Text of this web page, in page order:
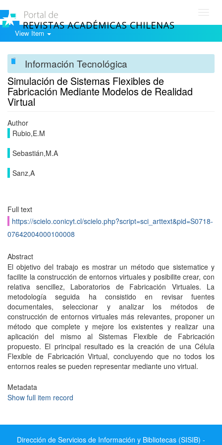
View Item
Información Tecnológica
Simulación de Sistemas Flexibles de
Fabricación Mediante Modelos de Realidad
Virtual
Author
Rubio,E.M
Sebastián,M.A
Sanz,A
Full text
https://scielo.conicyt.cl/scielo.php?script=sci_arttext&pid=S0718-
07642004000100008
Abstract
El objetivo del trabajo es mostrar un método que sistematice y
facilite la construcción de entornos virtuales y posibilite crear, con
relativa sencillez, Laboratorios de Fabricación Virtuales. La
metodología seguida ha consistido en revisar fuentes
documentales, seleccionar y analizar los métodos de
construcción de entornos virtuales más relevantes, proponer un
método que complete y mejore los existentes y realizar una
aplicación del mismo al Sistemas Flexible de Fabricación
propuesto. El principal resultado es la creación de una Célula
Flexible de Fabricación Virtual, concluyendo que no todos los
entornos reales se pueden representar mediante uno virtual.
Metadata
Show full item record
Dirección de Servicios de Información y Bibliotecas (SISIB) -